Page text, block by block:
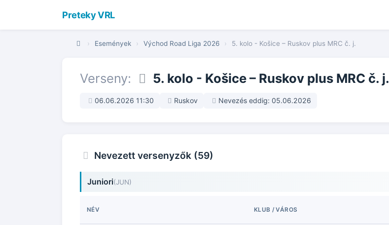
Preteky VRL
› Események › Východ Road Liga 2026 › 5. kolo - Košice – Ruskov plus MRC č. j.
Verseny: 5. kolo - Košice – Ruskov plus MRC č. j.
06.06.2026 11:30 Ruskov Nevezés eddig: 05.06.2026
Nevezett versenyzők (59)
Juniori(JUN)
NÉV KLUB / VÁROS